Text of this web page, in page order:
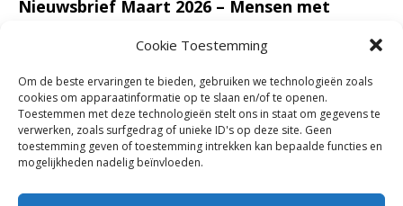
Cookie Toestemming
Om de beste ervaringen te bieden, gebruiken we technologieën zoals
cookies om apparaatinformatie op te slaan en/of te openen.
Toestemmen met deze technologieën stelt ons in staat om gegevens te
verwerken, zoals surfgedrag of unieke ID's op deze site. Geen
toestemming geven of toestemming intrekken kan bepaalde functies en
mogelijkheden nadelig beïnvloeden.
Nieuwsbrief Maart 2026 – Mensen met
Nieuwsbrief Januari – Februari 2026 – Mensen
met dementie in Groningen
7 February 2026 0
Ondersteun mantelzorgers – gun hun een
adempauze in De Opstap. Inzamelingsactie
voor De Opstap gestart op GoFundMe